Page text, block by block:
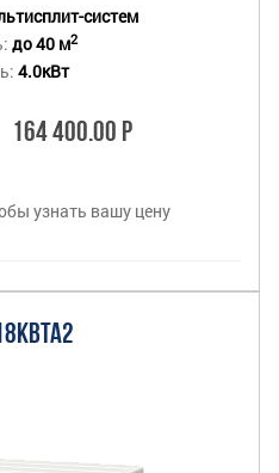
систем
до 40 м2
4.0кВт
164 400.00 Р
узнать вашу цену